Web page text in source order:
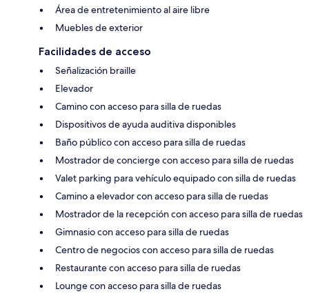
Área de entretenimiento al aire libre
Muebles de exterior
Facilidades de acceso
Señalización braille
Elevador
Camino con acceso para silla de ruedas
Dispositivos de ayuda auditiva disponibles
Baño público con acceso para silla de ruedas
Mostrador de concierge con acceso para silla de ruedas
Valet parking para vehículo equipado con silla de ruedas
Camino a elevador con acceso para silla de ruedas
Mostrador de la recepción con acceso para silla de ruedas
Gimnasio con acceso para silla de ruedas
Centro de negocios con acceso para silla de ruedas
Restaurante con acceso para silla de ruedas
Lounge con acceso para silla de ruedas